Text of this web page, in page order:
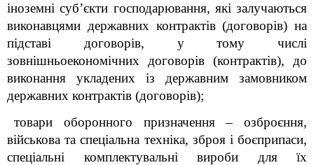
іноземні суб’єкти господарювання, які залучаються
виконавцями державних контрактів (договорів) на
підставі договорів, у тому числі
зовнішньоекономічних договорів (контрактів), до
виконання укладених із державним замовником
державних контрактів (договорів);
товари оборонного призначення – озброєння,
військова та спеціальна техніка, зброя і боєприпаси,
спеціальні комплектувальні вироби для їх